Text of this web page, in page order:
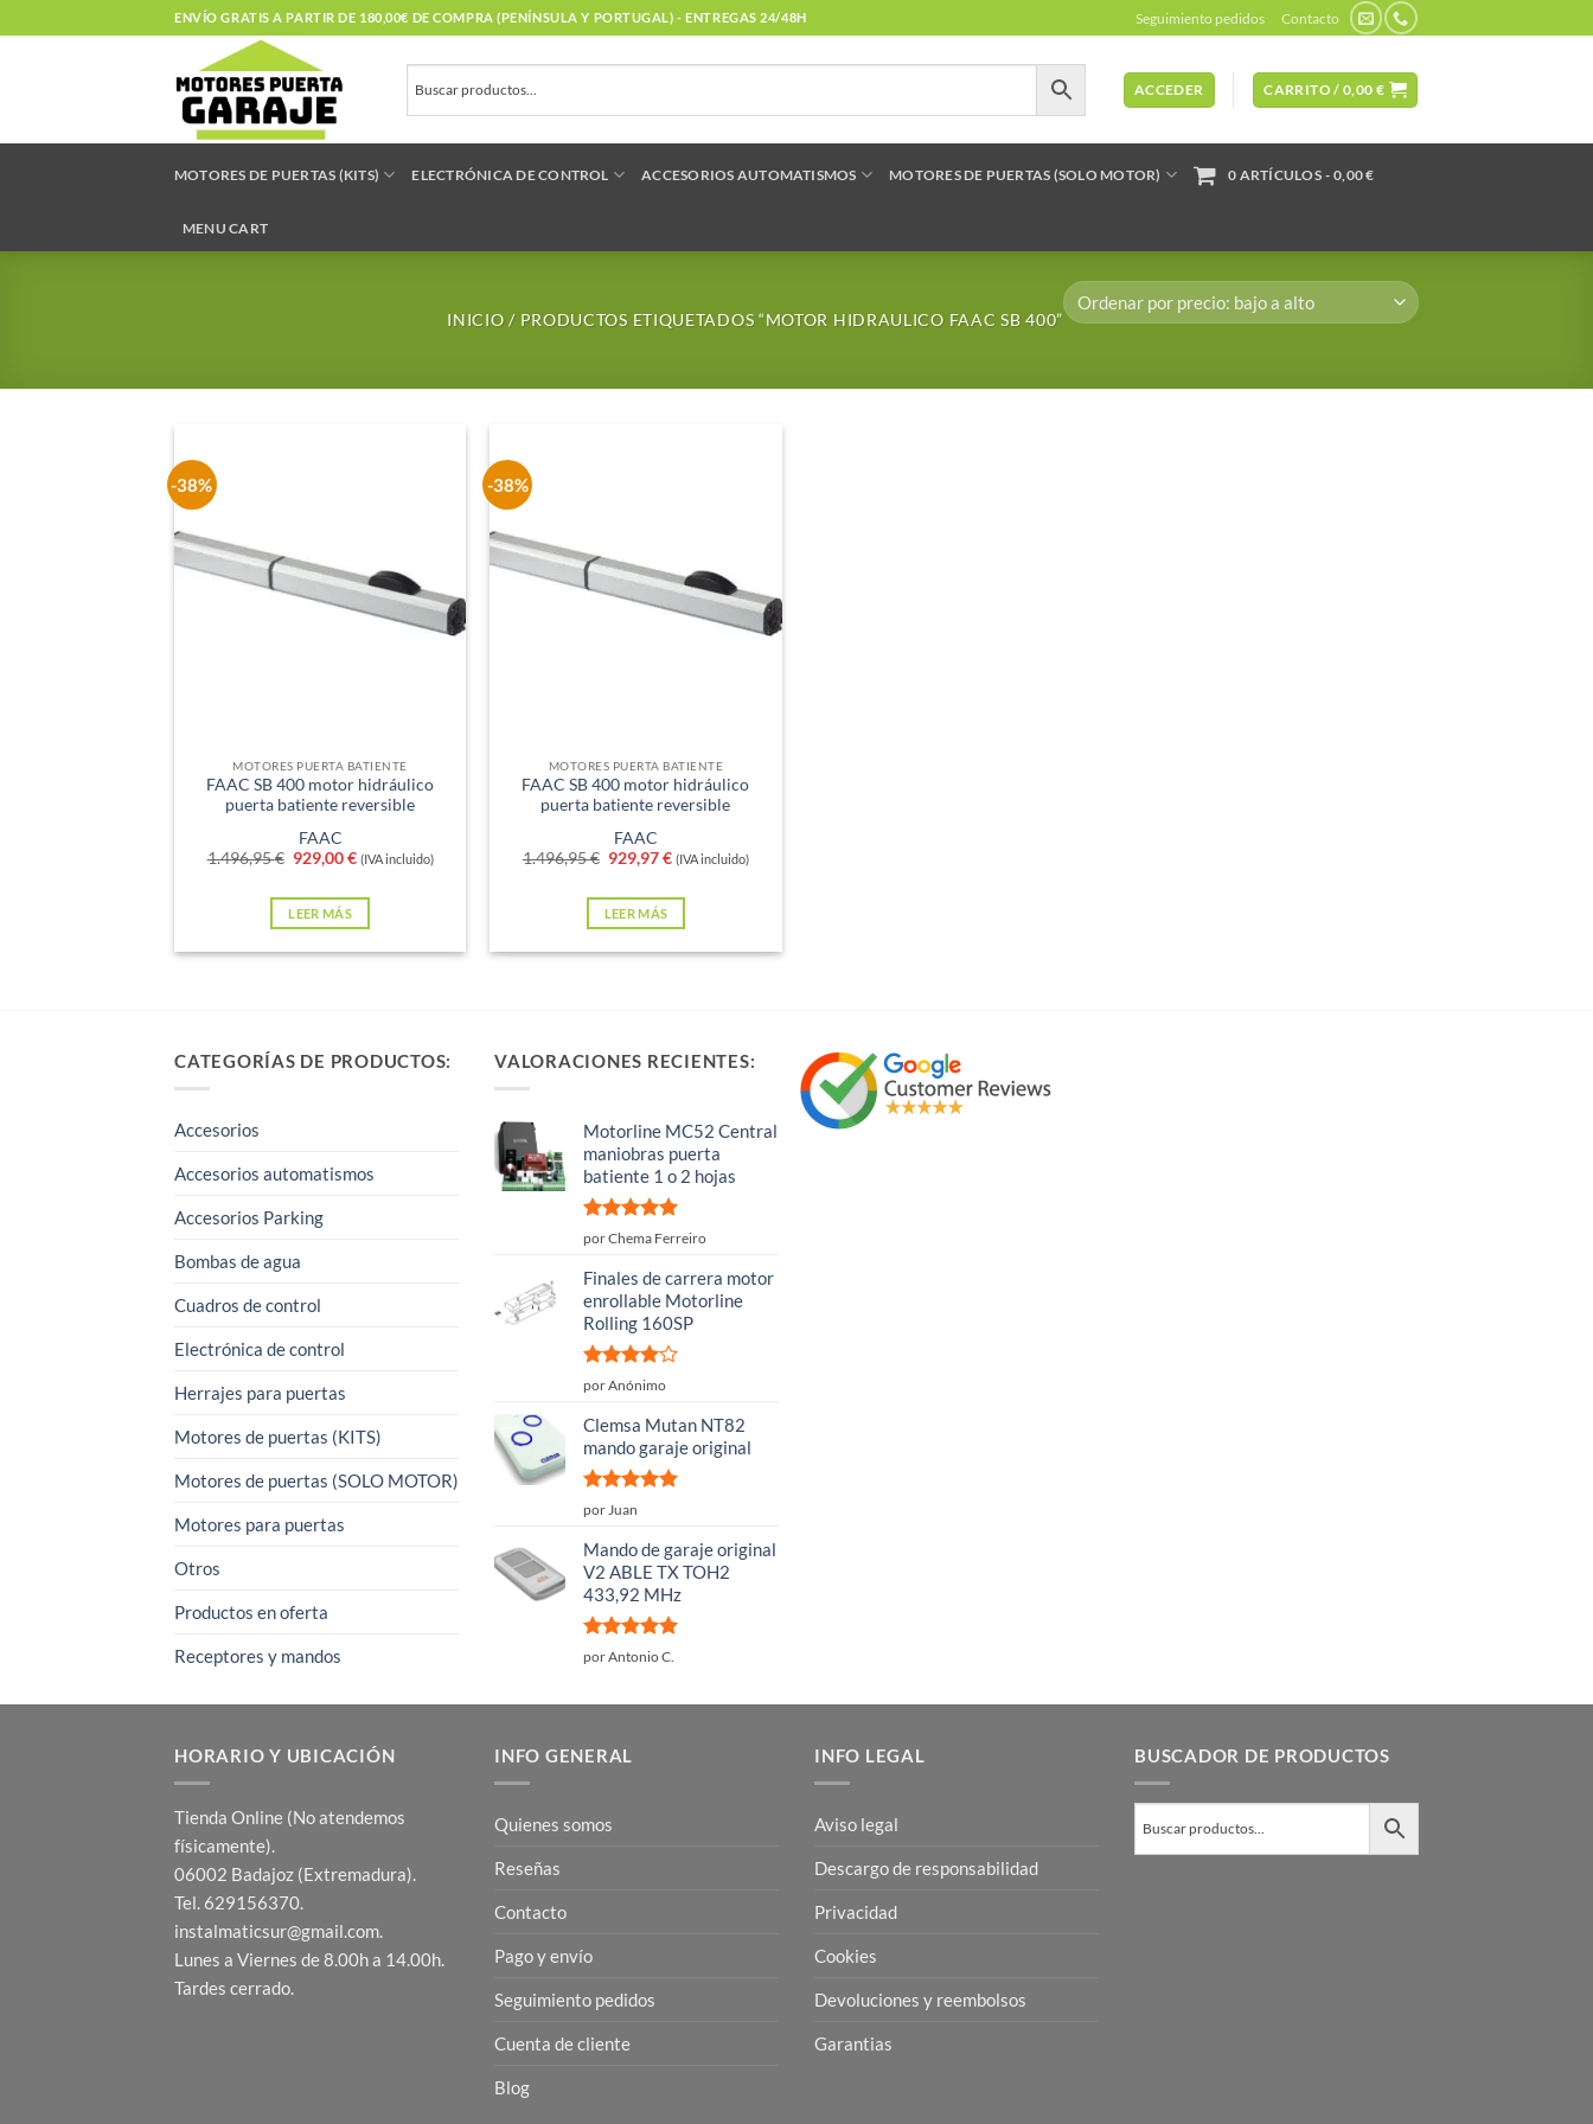
al
ENVÍO GRATIS A PARTIR DE 180,00€ DE COMPRA (PENÍNSULA Y PORTUGAL) - ENTREGAS 24/48H Seguimiento pedidos Contacto
ACCEDER CARRITO / 0,00 €
MOTORES DE PUERTAS (KITS) ELECTRÓNICA DE CONTROL ACCESORIOS AUTOMATISMOS MOTORES DE PUERTAS (SOLO MOTOR) 0 ARTÍCULOS 0,00 €
MENU CART
INICIO /PRODUCTOS ETIQUETADOS “MOTOR HIDRAULICO FAAC SB 400”
-38%
MOTORES PUERTA BATIENTE
FAAC SB 400 motor hidráulico
puerta batiente reversible
FAAC
1.496,95€ El
original
era:
1.496,95 €.
929,00€El
actual
929,00 €.
(IVA incluido)
LEER MÁS
-38%
MOTORES PUERTA BATIENTE
FAAC SB 400 motor hidráulico
puerta batiente reversible
FAAC
1.496,95€ El
original
era:
1.496,95 €.
929,97€El
actual
929,97 €.
(IVA incluido)
LEER MÁS
CATEGORÍAS DE PRODUCTOS:
Accesorios
Accesorios automatismos
Accesorios Parking
Bombas de agua
Cuadros de control
Electrónica de control
Herrajes para puertas
Motores de puertas (KITS)
Motores de puertas (SOLO MOTOR)
Motores para puertas
Otros
Productos en oferta
Receptores y mandos
VALORACIONES RECIENTES:
Motorline MC52 Central
maniobras puerta
batiente 1 o 2 hojas
Valorado
por Chema Ferreiro
Finales de carrera motor
enrollable Motorline
Rolling 160SP
Valorado
5
por Anónimo
Clemsa Mutan NT82
mando garaje original
Valorado
por Juan
Mando de garaje original
V2 ABLE TX TOH2
433,92 MHz
Valorado
por Antonio C.
HORARIO Y UBICACIÓN
Tienda Online (No atendemos
físicamente).
06002 Badajoz (Extremadura).
Tel. 629156370.
instalmaticsur@gmail.com.
Lunes a Viernes de 8.00h a 14.00h.
Tardes cerrado.
INFO GENERAL
Quienes somos
Reseñas
Contacto
Pago y envío
Seguimiento pedidos
Cuenta de cliente
Blog
INFO LEGAL
Aviso legal
Descargo de responsabilidad
Privacidad
Cookies
Devoluciones y reembolsos
Garantias
BUSCADOR DE PRODUCTOS